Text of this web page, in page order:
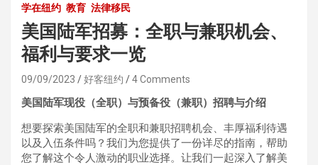
学在纽约 教育 法律移民
美国陆军招募：全职与兼职机会、
福利与要求一览
09/09/2023 好客纽约 4 Comments
美国陆军现役（全职）与预备役（兼职）招聘与介绍
想要探索美国陆军的全职和兼职招聘机会、丰厚福利待遇
以及入伍条件吗？我们为您提供了一份详尽的指南，帮助
您了解这个令人激动的职业选择。让我们一起深入了解美